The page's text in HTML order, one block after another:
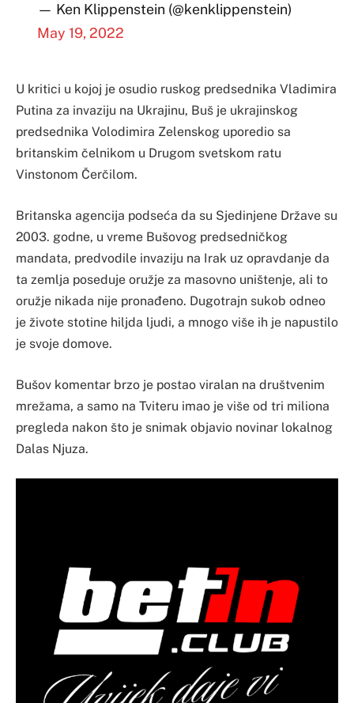
— Ken Klippenstein (@kenklippenstein)
May 19, 2022
U kritici u kojoj je osudio ruskog predsednika Vladimira
Putina za invaziju na Ukrajinu, Buš je ukrajinskog
predsednika Volodimira Zelenskog uporedio sa
britanskim čelnikom u Drugom svetskom ratu
Vinstonom Čerčilom.
Britanska agencija podseća da su Sjedinjene Države su
2003. godne, u vreme Bušovog predsedničkog
mandata, predvodile invaziju na Irak uz opravdanje da
ta zemlja poseduje oružje za masovno uništenje, ali to
oružje nikada nije pronađeno. Dugotrajn sukob odneo
je živote stotine hiljda ljudi, a mnogo više ih je napustilo
je svoje domove.
Bušov komentar brzo je postao viralan na društvenim
mrežama, a samo na Tviteru imao je više od tri miliona
pregleda nakon što je snimak objavio novinar lokalnog
Dalas Njuza.